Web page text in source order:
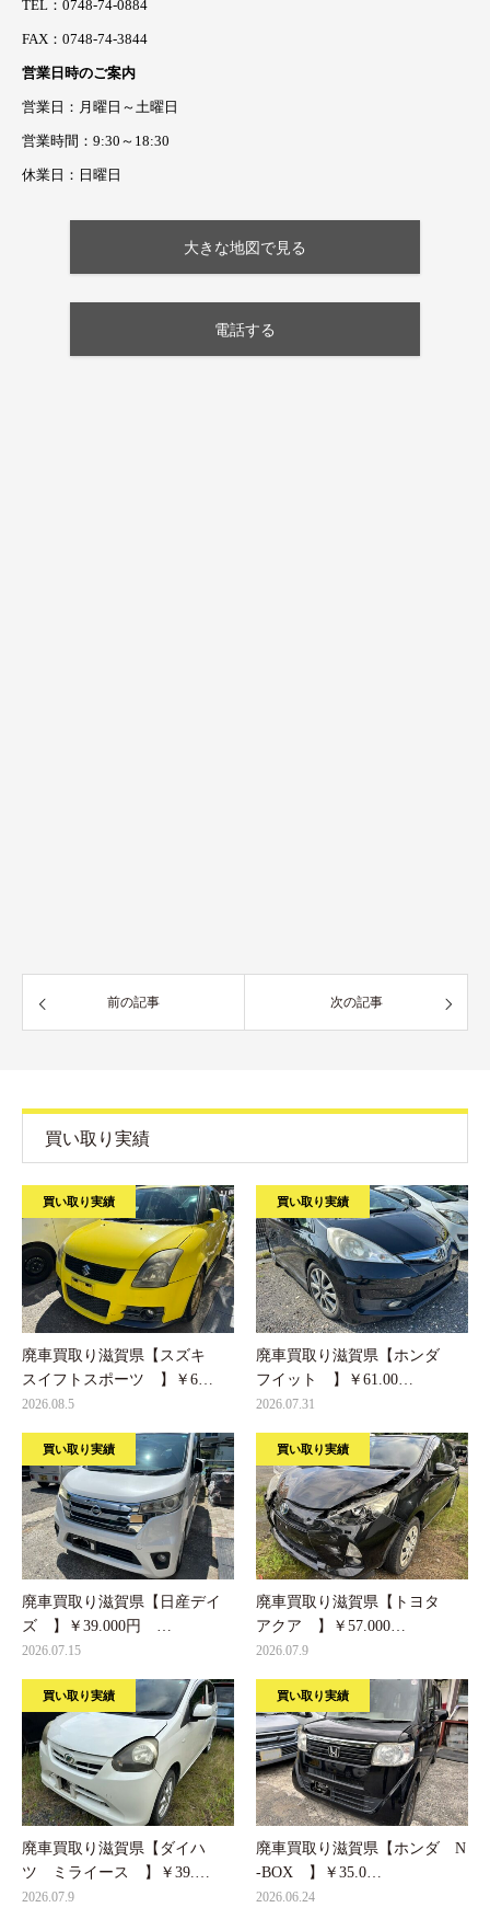
TEL：0748-74-0884
FAX：0748-74-3844
営業日時のご案内
営業日：月曜日～土曜日
営業時間：9:30～18:30
休業日：日曜日
大きな地図で見る
電話する
前の記事 次の記事
買い取り実績
買い取り実績
廃車買取り滋賀県【スズキ
スイフトスポーツ 】￥6…
2026.08.5
買い取り実績
廃車買取り滋賀県【ホンダ
フイット 】￥61.00…
2026.07.31
買い取り実績
廃車買取り滋賀県【日産デイ
ズ 】￥39.000円 …
2026.07.15
買い取り実績
廃車買取り滋賀県【トヨタ
アクア 】￥57.000…
2026.07.9
買い取り実績
廃車買取り滋賀県【ダイハ
ツ ミライース 】￥39.…
2026.07.9
買い取り実績
廃車買取り滋賀県【ホンダ N
-BOX 】￥35.0…
2026.06.24